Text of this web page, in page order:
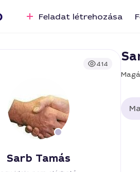
Feladat létrehozása
414
Sarb Tamás